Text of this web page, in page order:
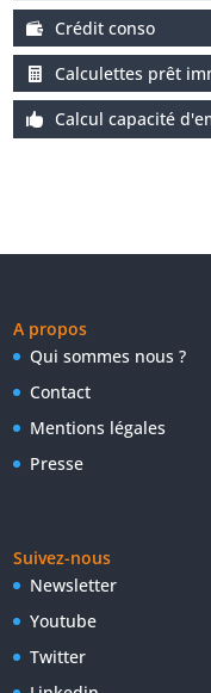
Crédit conso
Calculettes prêt
Calcul capacité
A propos
Qui sommes nous ?
Contact
Mentions légales
Presse
Suivez-nous
Newsletter
Youtube
Twitter